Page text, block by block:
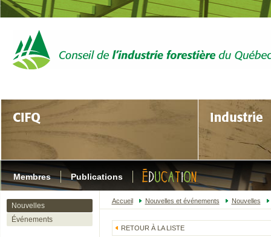
Membres Publications
Nouvelles
Événements
Accueil Nouvelles et événements Nouvelles
RETOUR À LA LISTE